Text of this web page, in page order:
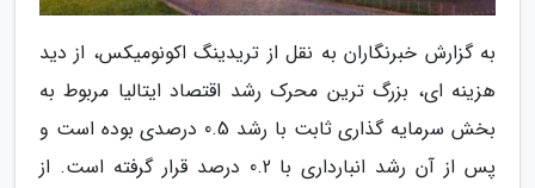
به گزارش خبرنگاران به نقل از تریدینگ اکونومیکس، از دید
هزینه ای، بزرگ ترین محرک رشد اقتصاد ایتالیا مربوط به
بخش سرمایه گذاری ثابت با رشد 0.5 درصدی بوده است و
پس از آن رشد انبارداری با 0.2 درصد قرار گرفته است. از